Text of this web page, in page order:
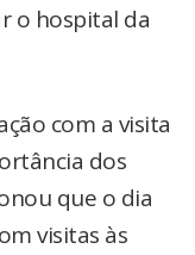
o hospital da
com a visita
dos
que o dia
visitas às